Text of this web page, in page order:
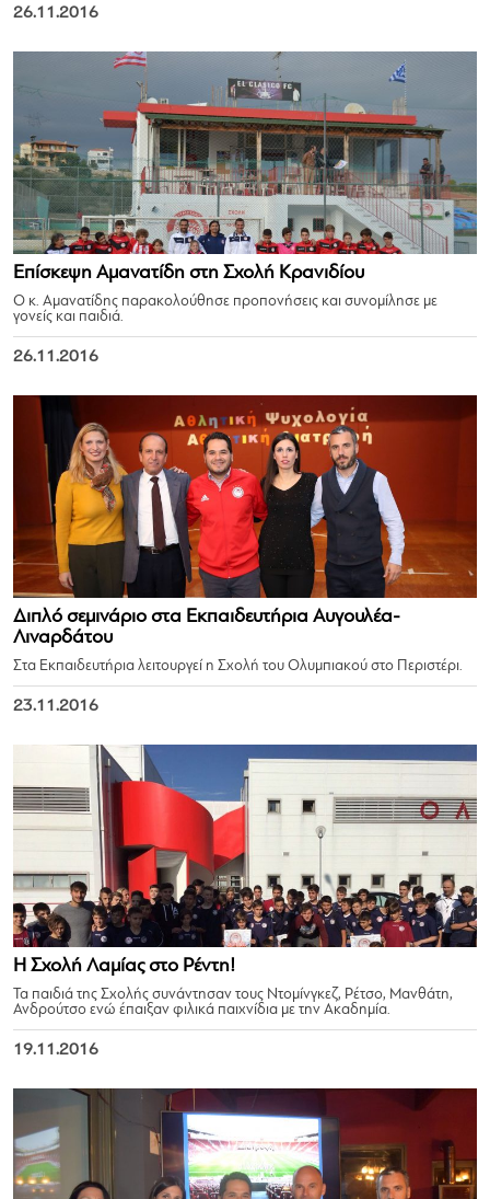
26.11.2016
Επίσκεψη Αμανατίδη στη Σχολή Κρανιδίου
Ο κ. Αμανατίδης παρακολούθησε προπονήσεις και συνομίλησε με
γονείς και παιδιά.
26.11.2016
Διπλό σεμινάριο στα Εκπαιδευτήρια Αυγουλέα-
Λιναρδάτου
Στα Εκπαιδευτήρια λειτουργεί η Σχολή του Ολυμπιακού στο Περιστέρι.
23.11.2016
Η Σχολή Λαμίας στο Ρέντη!
Τα παιδιά της Σχολής συνάντησαν τους Ντομίνγκεζ, Ρέτσο, Μανθάτη,
Ανδρούτσο ενώ έπαιξαν φιλικά παιχνίδια με την Ακαδημία.
19.11.2016